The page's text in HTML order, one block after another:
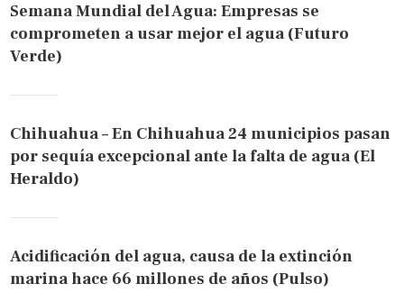
Semana Mundial del Agua: Empresas se
comprometen a usar mejor el agua (Futuro
Verde)
Chihuahua – En Chihuahua 24 municipios pasan
por sequía excepcional ante la falta de agua (El
Heraldo)
Acidificación del agua, causa de la extinción
marina hace 66 millones de años (Pulso)